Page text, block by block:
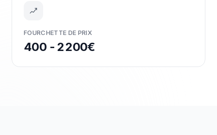
FOURCHETTE DE PRIX
400 - 2 200€